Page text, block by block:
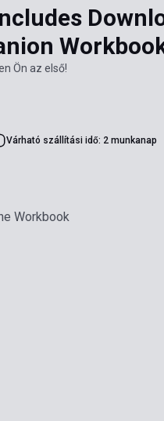
Ön az első!
Várható szállítási idő: 2 munkanap
Workbook